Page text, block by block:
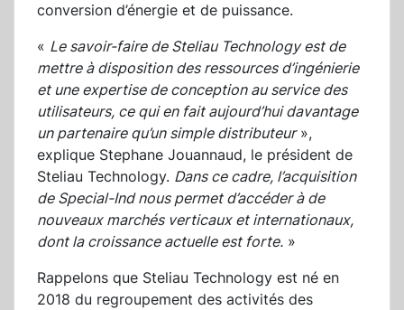
conversion d’énergie et de puissance.
« Le savoir-faire de Steliau Technology est de
mettre à disposition des ressources d’ingénierie
et une expertise de conception au service des
utilisateurs, ce qui en fait aujourd’hui davantage
un partenaire qu’un simple distributeur»,
explique Stephane Jouannaud, le président de
Steliau Technology. Dans ce cadre, l’acquisition
de Special-Ind nous permet d’accéder à de
nouveaux marchés verticaux et internationaux,
dont la croissance actuelle est forte. »
Rappelons que Steliau Technology est né en
2018 du regroupement des activités des